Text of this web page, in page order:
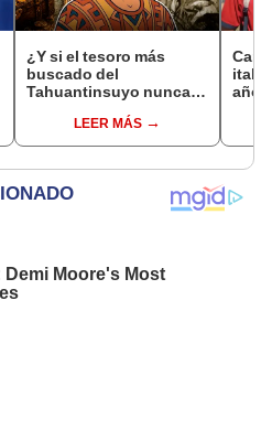
¿Y si el tesoro más
buscado del
Tahuantinsuyo nunca
pensaban? Una nueva
teoría reabre el misterio
LEER MÁS